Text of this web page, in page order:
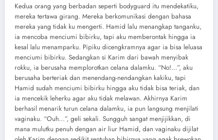
Kedua orang yang berbadan seperti bodyguard itu mendekatiku,
mereka tertawa girang. Mereka berkomunikasi dengan bahasa
mereka yang tidak ku mengerti. Hamid lalu menangkap tanganku,
ia mencoba menciumi bibirku, tapi aku memberontak hingga ia
kesal lalu menamparku. Pipiku dicengkramnya agar ia bisa leluasa
menciumi bibirku. Sedangkan si Karim dari bawah menyibak
rokku, ia berusaha memplorotkan celana dalamku. “No!…”, aku
berusaha berteriak dan menendang-nendangkan kakiku, tapi
Hamid sudah menciumi bibirku hingga aku tidak bisa teriak, dan
ia mencekik leherku agar aku tidak melawan. Akhirnya Karim
berhasil menarik turun celana dalamku, ia pun langsung menjilati
vaginaku. “Ouh…”, geli sekali. Sungguh sangat menjijikkan, di
mana mulutku penuh dengan air liur Hamid, dan vaginaku dijilat